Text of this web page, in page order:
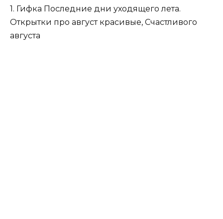
1. Гифка Последние дни уходящего лета.
Открытки про август красивые, Счастливого
августа